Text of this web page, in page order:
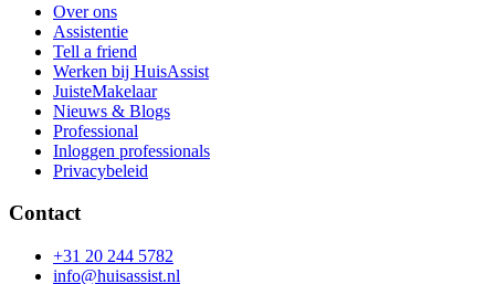
Over ons
Assistentie
Tell a friend
Werken bij HuisAssist
JuisteMakelaar
Nieuws & Blogs
Professional
Inloggen professionals
Privacybeleid
Contact
+31 20 244 5782
info@huisassist.nl